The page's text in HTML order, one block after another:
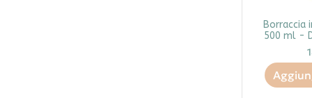
Borraccia
500 ml -